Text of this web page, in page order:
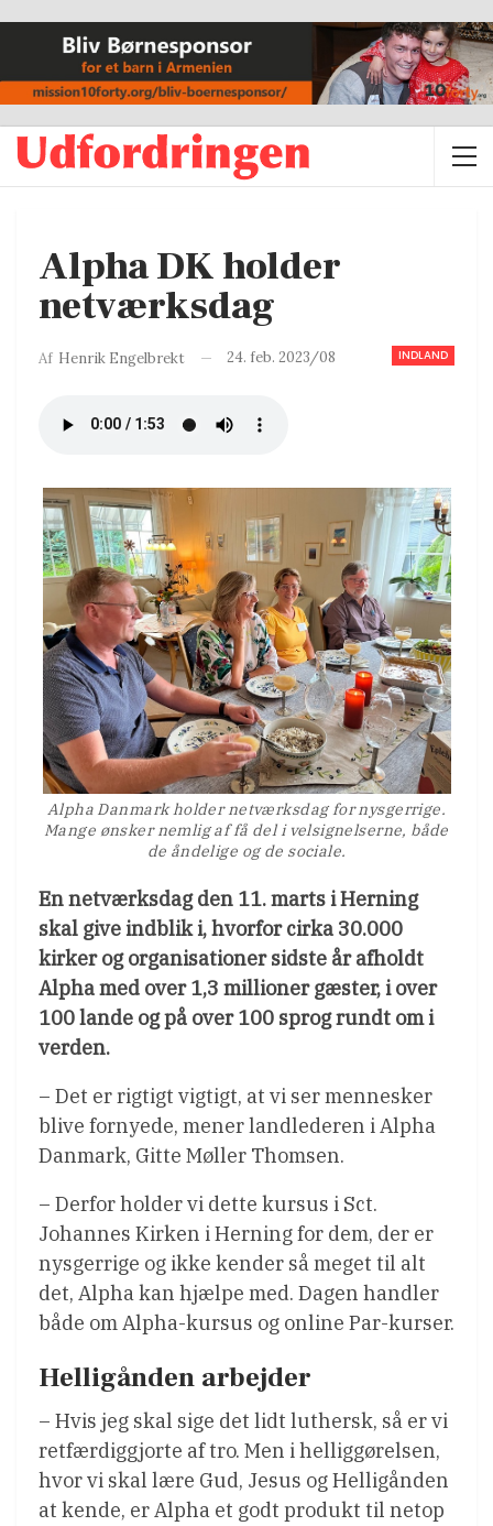
Alpha DK holder
netværksdag
INDLAND
Af Henrik Engelbrekt 24. feb. 2023/08
Alpha Danmark holder netværksdag for nysgerrige.
Mange ønsker nemlig af få del i velsignelserne, både
de åndelige og de sociale.
En netværksdag den 11. marts i Herning
skal give indblik i, hvorfor cirka 30.000
kirker og organisationer sidste år afholdt
Alpha med over 1,3 millioner gæster, i over
100 lande og på over 100 sprog rundt om i
verden.
– Det er rigtigt vigtigt, at vi ser mennesker
blive fornyede, mener landlederen i Alpha
Danmark, Gitte Møller Thomsen.
– Derfor holder vi dette kursus i Sct.
Johannes Kirken i Herning for dem, der er
nysgerrige og ikke kender så meget til alt
det, Alpha kan hjælpe med. Dagen handler
både om Alpha-kursus og online Par-kurser.
Helligånden arbejder
– Hvis jeg skal sige det lidt luthersk, så er vi
retfærdiggjorte af tro. Men i helliggørelsen,
hvor vi skal lære Gud, Jesus og Helligånden
at kende, er Alpha et godt produkt til netop